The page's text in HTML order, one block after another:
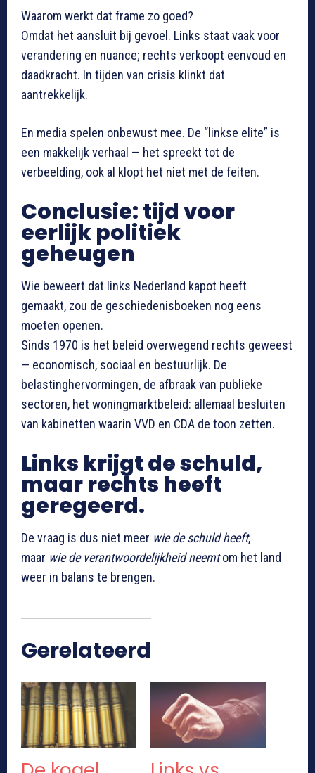
Waarom werkt dat frame zo goed?
Omdat het aansluit bij gevoel. Links staat vaak voor
verandering en nuance; rechts verkoopt eenvoud en
daadkracht. In tijden van crisis klinkt dat
aantrekkelijk.
En media spelen onbewust mee. De “linkse elite” is
een makkelijk verhaal — het spreekt tot de
verbeelding, ook al klopt het niet met de feiten.
Conclusie: tijd voor
eerlijk politiek
geheugen
Wie beweert dat links Nederland kapot heeft
gemaakt, zou de geschiedenisboeken nog eens
moeten openen.
Sinds 1970 is het beleid overwegend rechts geweest
— economisch, sociaal en bestuurlijk. De
belastinghervormingen, de afbraak van publieke
sectoren, het woningmarktbeleid: allemaal besluiten
van kabinetten waarin VVD en CDA de toon zetten.
Links krijgt de schuld,
maar rechts heeft
geregeerd.
De vraag is dus niet meer wie de schuld heeft,
maar wie de verantwoordelijkheid neemtom het land
weer in balans te brengen.
Gerelateerd